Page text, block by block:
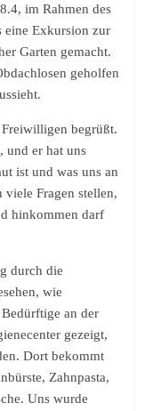
im Rahmen des
eine Exkursion zur
Garten gemacht.
geholfen
begrüßt.
und er hat uns
ist und was uns an
viele Fragen stellen,
hinkommen darf
durch die
wie
an der
gezeigt,
Dort bekommt
Zahnpasta,
Uns wurde